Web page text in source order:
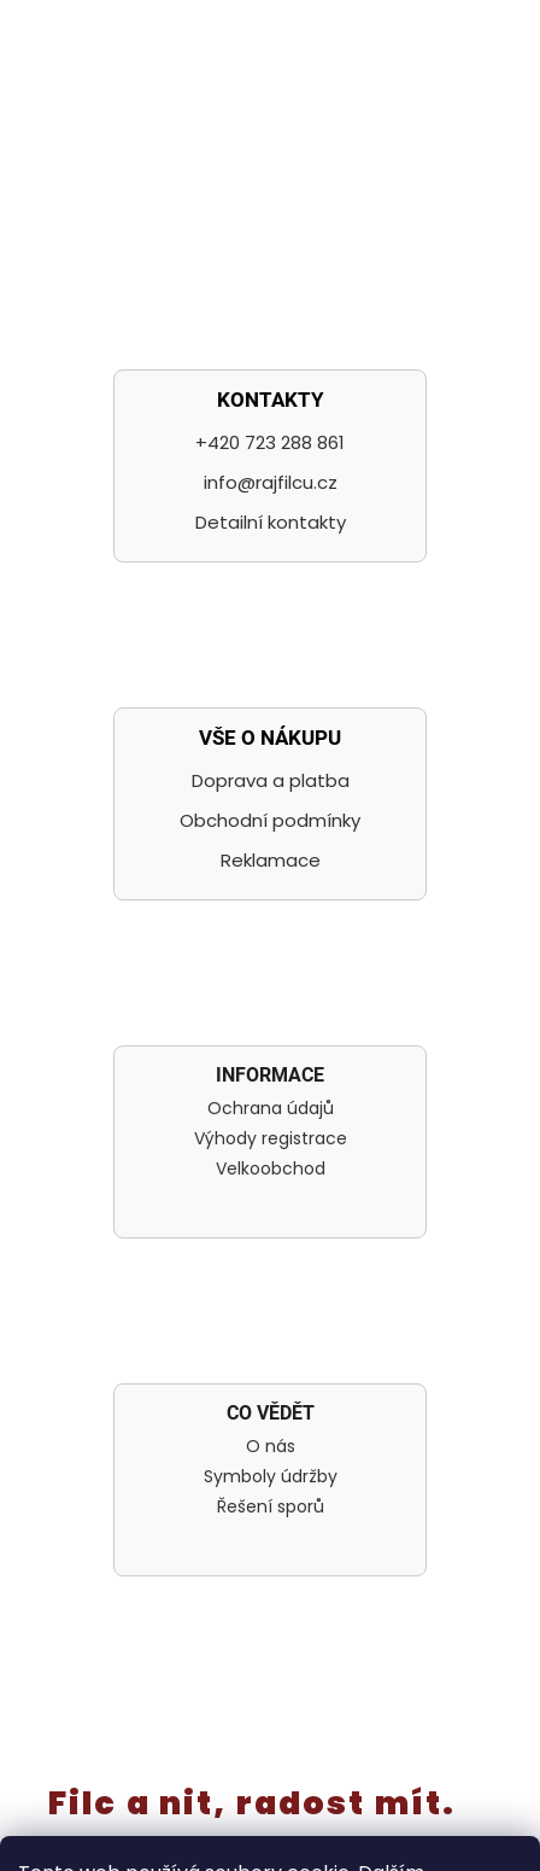
KONTAKTY
+420 723 288 861
info@rajfilcu.cz
Detailní kontakty
VŠE O NÁKUPU
Doprava a platba
Obchodní podmínky
Reklamace
INFORMACE
Ochrana údajů
Výhody registrace
Velkoobchod
CO VĚDĚT
O nás
Symboly údržby
Řešení sporů
Filc a nit, radost mít.